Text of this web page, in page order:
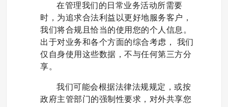
在管理我们的日常业务活动所需要
时，为追求合法利益以更好地服务客户，
我们将合规且恰当的使用您的个人信息。
出于对业务和各个方面的综合考虑， 我们
仅自身使用这些数据，不与任何第三方分
享。
我们可能会根据法律法规规定，或按
政府主管部门的强制性要求，对外共享您